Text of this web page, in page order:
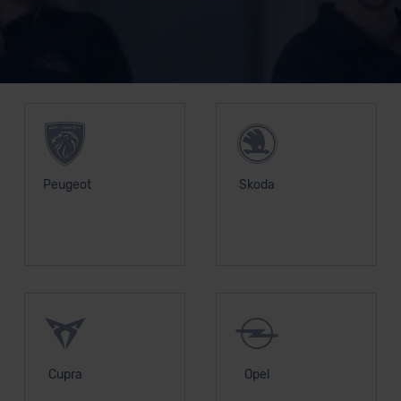
Peugeot Skoda
Cupra Opel